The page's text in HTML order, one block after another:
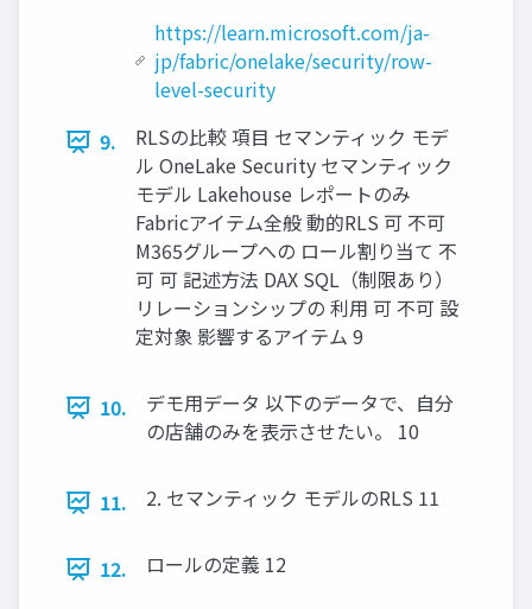
https://learn.microsoft.com/ja-
jp/fabric/onelake/security/row-
level-security
9.
RLSの比較 項目 セマンティック モデ
ル OneLake Security セマンティック
モデル Lakehouse レポートのみ
Fabricアイテム全般 動的RLS 可 不可
M365グループへの ロール割り当て 不
可 可 記述方法 DAX SQL（制限あり）
リレーションシップの 利用 可 不可 設
定対象 影響するアイテム 9
10.
デモ用データ 以下のデータで、自分
の店舗のみを表示させたい。 10
11. 2. セマンティック モデルのRLS 11
12. ロールの定義 12